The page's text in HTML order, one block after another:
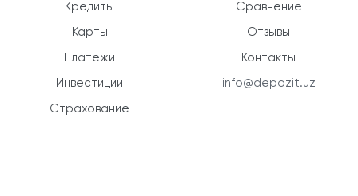
Кредиты
Карты
Платежи
Инвестиции
Страхование
Сравнение
Отзывы
Контакты
info@depozit.uz